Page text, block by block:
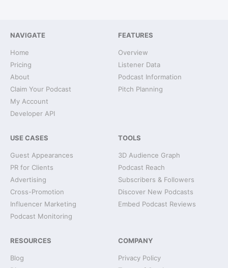
NAVIGATE
Home
Pricing
About
Claim Your Podcast
My Account
Developer API
FEATURES
Overview
Listener Data
Podcast Information
Pitch Planning
USE CASES
Guest Appearances
PR for Clients
Advertising
Cross-Promotion
Influencer Marketing
Podcast Monitoring
TOOLS
3D Audience Graph
Podcast Reach
Subscribers & Followers
Discover New Podcasts
Embed Podcast Reviews
RESOURCES
Blog
COMPANY
Privacy Policy